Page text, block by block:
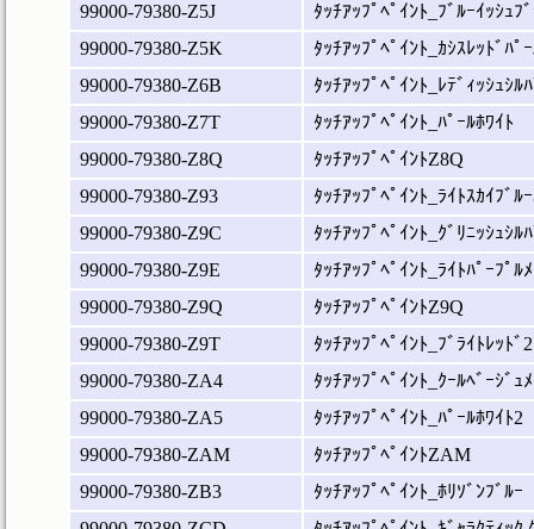
99000-79380-Z5J
ﾀｯﾁｱｯﾌﾟﾍﾟｲﾝﾄ_ﾌﾞﾙｰｲｯｼｭﾌ
99000-79380-Z5K
ﾀｯﾁｱｯﾌﾟﾍﾟｲﾝﾄ_ｶｼｽﾚｯﾄﾞﾊﾟ
99000-79380-Z6B
ﾀｯﾁｱｯﾌﾟﾍﾟｲﾝﾄ_ﾚﾃﾞｨｯｼｭｼﾙ
99000-79380-Z7T
ﾀｯﾁｱｯﾌﾟﾍﾟｲﾝﾄ_ﾊﾟｰﾙﾎﾜｲﾄ
99000-79380-Z8Q
ﾀｯﾁｱｯﾌﾟﾍﾟｲﾝﾄZ8Q
99000-79380-Z93
ﾀｯﾁｱｯﾌﾟﾍﾟｲﾝﾄ_ﾗｲﾄｽｶｲﾌﾞﾙ
99000-79380-Z9C
ﾀｯﾁｱｯﾌﾟﾍﾟｲﾝﾄ_ｸﾞﾘﾆｯｼｭｼﾙ
99000-79380-Z9E
ﾀｯﾁｱｯﾌﾟﾍﾟｲﾝﾄ_ﾗｲﾄﾊﾟｰﾌﾟﾙ
99000-79380-Z9Q
ﾀｯﾁｱｯﾌﾟﾍﾟｲﾝﾄZ9Q
99000-79380-Z9T
ﾀｯﾁｱｯﾌﾟﾍﾟｲﾝﾄ_ﾌﾞﾗｲﾄﾚｯﾄﾞ2
99000-79380-ZA4
ﾀｯﾁｱｯﾌﾟﾍﾟｲﾝﾄ_ｸｰﾙﾍﾞｰｼﾞｭ
99000-79380-ZA5
ﾀｯﾁｱｯﾌﾟﾍﾟｲﾝﾄ_ﾊﾟｰﾙﾎﾜｲﾄ2
99000-79380-ZAM
ﾀｯﾁｱｯﾌﾟﾍﾟｲﾝﾄZAM
99000-79380-ZB3
ﾀｯﾁｱｯﾌﾟﾍﾟｲﾝﾄ_ﾎﾘｿﾞﾝﾌﾞﾙｰ